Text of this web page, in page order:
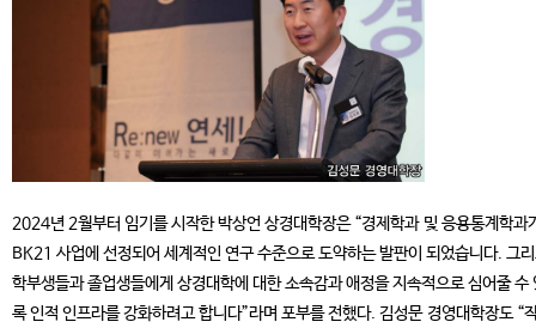
2024년 2월부터 임기를 시작한 박상언 상경대학장은 “경제학과 및 응용통계학과
BK21 사업에 선정되어 세계적인 연구 수준으로 도약하는 발판이 되었습니다. 그
학부생들과 졸업생들에게 상경대학에 대한 소속감과 애정을 지속적으로 심어줄 수
록 인적 인프라를 강화하려고 합니다”라며 포부를 전했다. 김성문 경영대학장도 “